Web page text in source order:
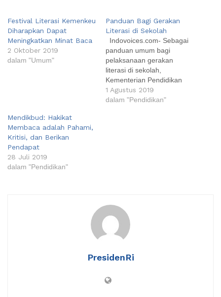
Festival Literasi Kemenkeu
Diharapkan Dapat
Meningkatkan Minat Baca
2 Oktober 2019
dalam "Umum"
Panduan Bagi Gerakan
Literasi di Sekolah
Indovoices.com- Sebagai
panduan umum bagi
pelaksanaan gerakan
literasi di sekolah,
Kementerian Pendidikan
dan Kebudayaan
(Kemendikbud) melalui
26 s.d 29 Juli 2019 lalu,…
1 Agustus 2019
dalam "Pendidikan"
Mendikbud: Hakikat
Membaca adalah Pahami,
Kritisi, dan Berikan
Pendapat
28 Juli 2019
dalam "Pendidikan"
PresidenRi